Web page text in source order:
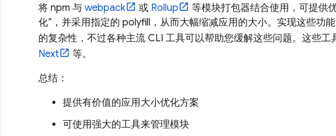
将 npm 与 webpack 或 Rollup
等模块打包器结合使用，可提供
化”，并采用指定的 polyfill，从而大幅缩减应用的大小。实现这些功
的复杂性，不过各种主流 CLI 工具可以帮助您缓解这些问题。这些工
Next
等。
总结：
提供有价值的应用大小优化方案
可使用强大的工具来管理模块